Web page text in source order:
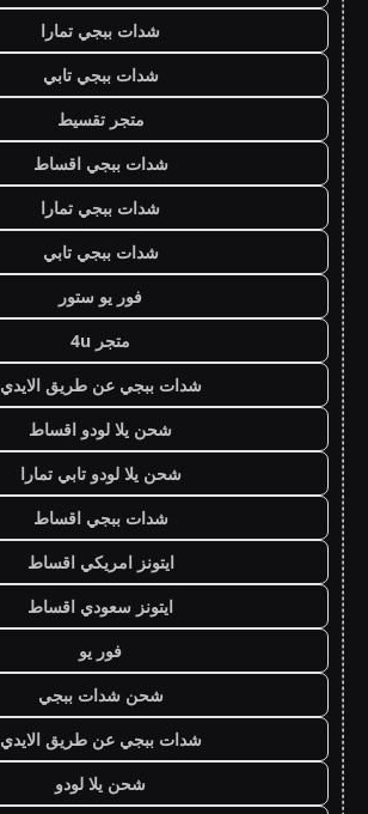
شدات ببجي تمارا
شدات ببجي تابي
متجر تقسيط
شدات ببجي اقساط
شدات ببجي تمارا
شدات ببجي تابي
فور يو ستور
متجر 4u
شدات ببجي عن طريق الايدي
شحن يلا لودو اقساط
شحن يلا لودو تابي تمارا
شدات ببجي اقساط
ايتونز امريكي اقساط
ايتونز سعودي اقساط
فور يو
شحن شدات ببجي
شدات ببجي عن طريق الايدي
شحن يلا لودو